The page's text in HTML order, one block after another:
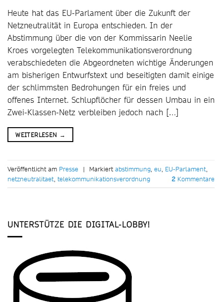
Heute hat das EU-Parlament über die Zukunft der
Netzneutralität in Europa entschieden. In der
Abstimmung über die von der Kommissarin Neelie
Kroes vorgelegten Telekommunikationsverordnung
verabschiedeten die Abgeordneten wichtige Änderungen
am bisherigen Entwurfstext und beseitigten damit einige
der schlimmsten Bedrohungen für ein freies und
offenes Internet. Schlupflöcher für dessen Umbau in ein
Zwei-Klassen-Netz verbleiben jedoch nach […]
WEITERLESEN →
Veröffentlicht am Presse | Markiertabstimmung, eu, EU-Parlament,
netzneutralitaet, telekommunikationsverordnung 2 Kommentare
UNTERSTÜTZE DIE DIGITAL-LOBBY!